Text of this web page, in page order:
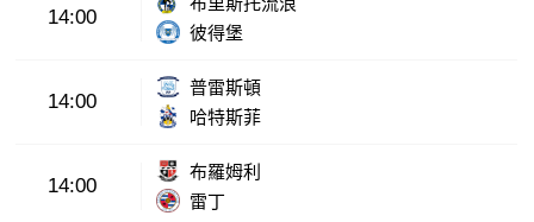
14:00
彼得堡
14:00
普雷斯頓
哈特斯菲
14:00
布羅姆利
雷丁